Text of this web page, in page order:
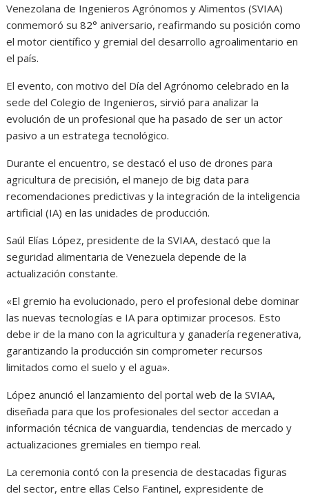
Venezolana de Ingenieros Agrónomos y Alimentos (SVIAA)
conmemoró su 82° aniversario, reafirmando su posición como
el motor científico y gremial del desarrollo agroalimentario en
el país.
El evento, con motivo del Día del Agrónomo celebrado en la
sede del Colegio de Ingenieros, sirvió para analizar la
evolución de un profesional que ha pasado de ser un actor
pasivo a un estratega tecnológico.
Durante el encuentro, se destacó el uso de drones para
agricultura de precisión, el manejo de big data para
recomendaciones predictivas y la integración de la inteligencia
artificial (IA) en las unidades de producción.
Saúl Elías López, presidente de la SVIAA, destacó que la
seguridad alimentaria de Venezuela depende de la
actualización constante.
«El gremio ha evolucionado, pero el profesional debe dominar
las nuevas tecnologías e IA para optimizar procesos. Esto
debe ir de la mano con la agricultura y ganadería regenerativa,
garantizando la producción sin comprometer recursos
limitados como el suelo y el agua».
López anunció el lanzamiento del portal web de la SVIAA,
diseñada para que los profesionales del sector accedan a
información técnica de vanguardia, tendencias de mercado y
actualizaciones gremiales en tiempo real.
La ceremonia contó con la presencia de destacadas figuras
del sector, entre ellas Celso Fantinel, expresidente de